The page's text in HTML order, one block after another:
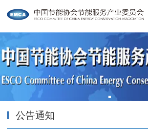
公告通知